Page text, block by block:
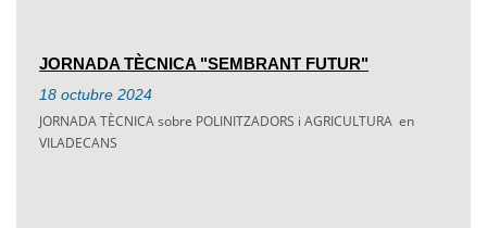
JORNADA TÈCNICA "SEMBRANT FUTUR"
18 octubre 2024
JORNADA TÈCNICA sobre POLINITZADORS i AGRICULTURA en
VILADECANS